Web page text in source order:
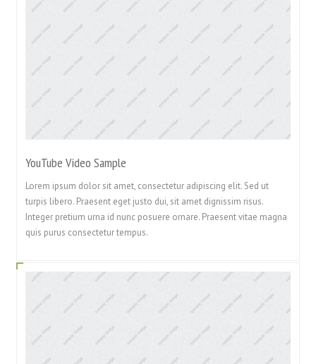
YouTube Video Sample
Lorem ipsum dolor sit amet, consectetur adipiscing elit. Sed ut
turpis libero. Praesent eget justo dui, sit amet dignissim risus.
Integer pretium urna id nunc posuere ornare. Praesent vitae magna
quis purus consectetur tempus.